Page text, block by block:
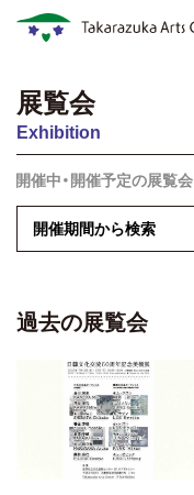
展覧会
Exhibition
開催中・開催予定の展覧会
過去の展覧会